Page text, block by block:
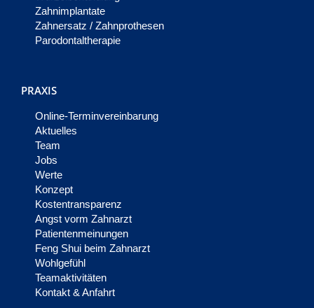
Zahnimplantate
Zahnersatz / Zahnprothesen
Parodontaltherapie
PRAXIS
Online-Terminvereinbarung
Aktuelles
Team
Jobs
Werte
Konzept
Kostentransparenz
Angst vorm Zahnarzt
Patientenmeinungen
Feng Shui beim Zahnarzt
Wohlgefühl
Teamaktivitäten
Kontakt & Anfahrt